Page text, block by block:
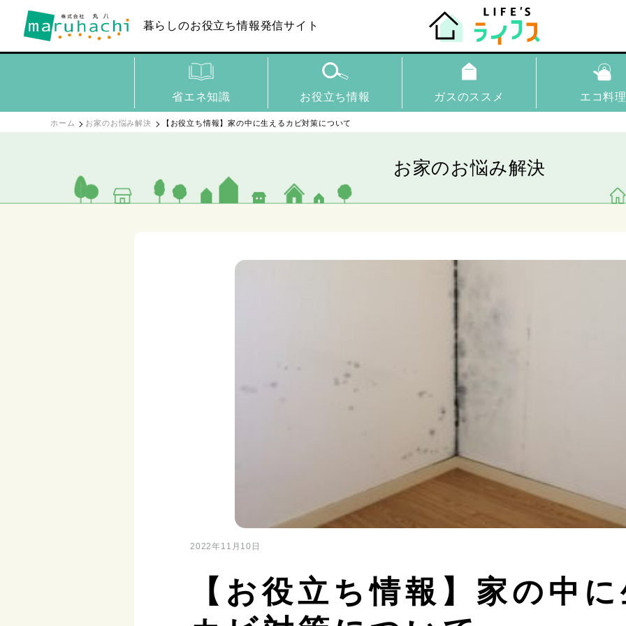
暮らしのお役立ち情報発信サイト
省エネ知識 お役立ち情報 ガスのススメ エコ料
ホーム お家のお悩み解決 【お役立ち情報】家の中に生えるカビ対策について
お家のお悩み解決
2022年11月10日
【お役立ち情報】家の中